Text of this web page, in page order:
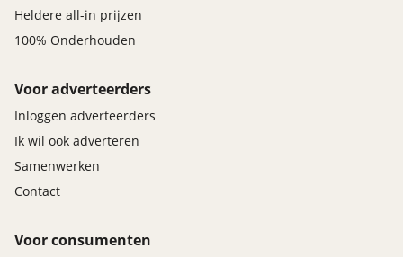
Heldere all-in prijzen
100% Onderhouden
Voor adverteerders
Inloggen adverteerders
Ik wil ook adverteren
Samenwerken
Contact
Voor consumenten